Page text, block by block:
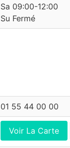
Sa 09:00-12:00
Su Fermé
01 55 44 00 00
Voir La Carte